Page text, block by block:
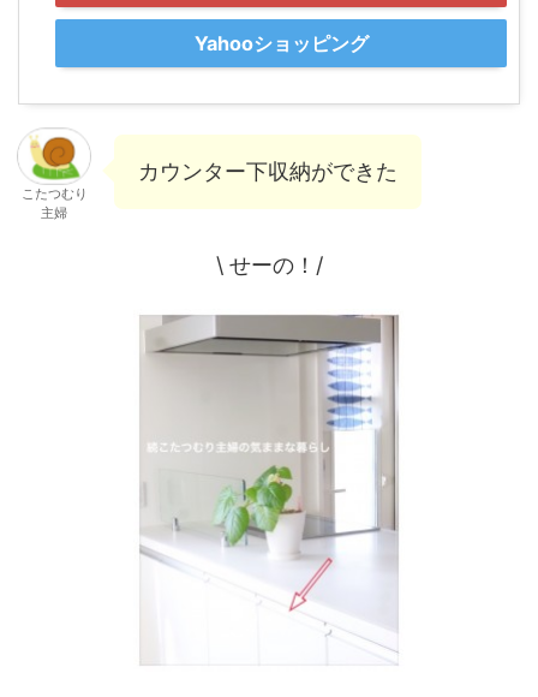
Yahooショッピング
こたつむり
主婦
カウンター下収納ができた
\ せーの！/